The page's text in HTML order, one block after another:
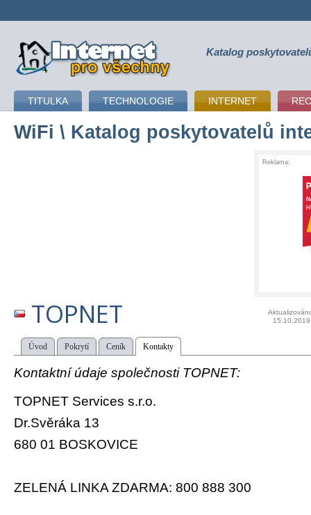
připojení k internetu Katalog
TITULKA TECHNOLOGIE INTERNET
WiFi \ Katalog poskytovatelů
Reklama:
TOPNET
15.10.2019
Úvod Pokrytí Ceník Kontakty
Kontaktní údaje společnosti TOPNET:
TOPNET Services s.r.o.
Dr.Svěráka 13
680 01 BOSKOVICE
ZELENÁ LINKA ZDARMA: 800 888 300